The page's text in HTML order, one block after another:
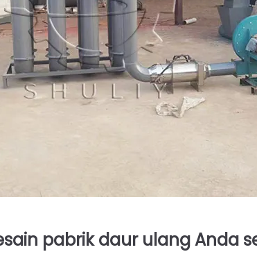
pabrik daur ulang Anda